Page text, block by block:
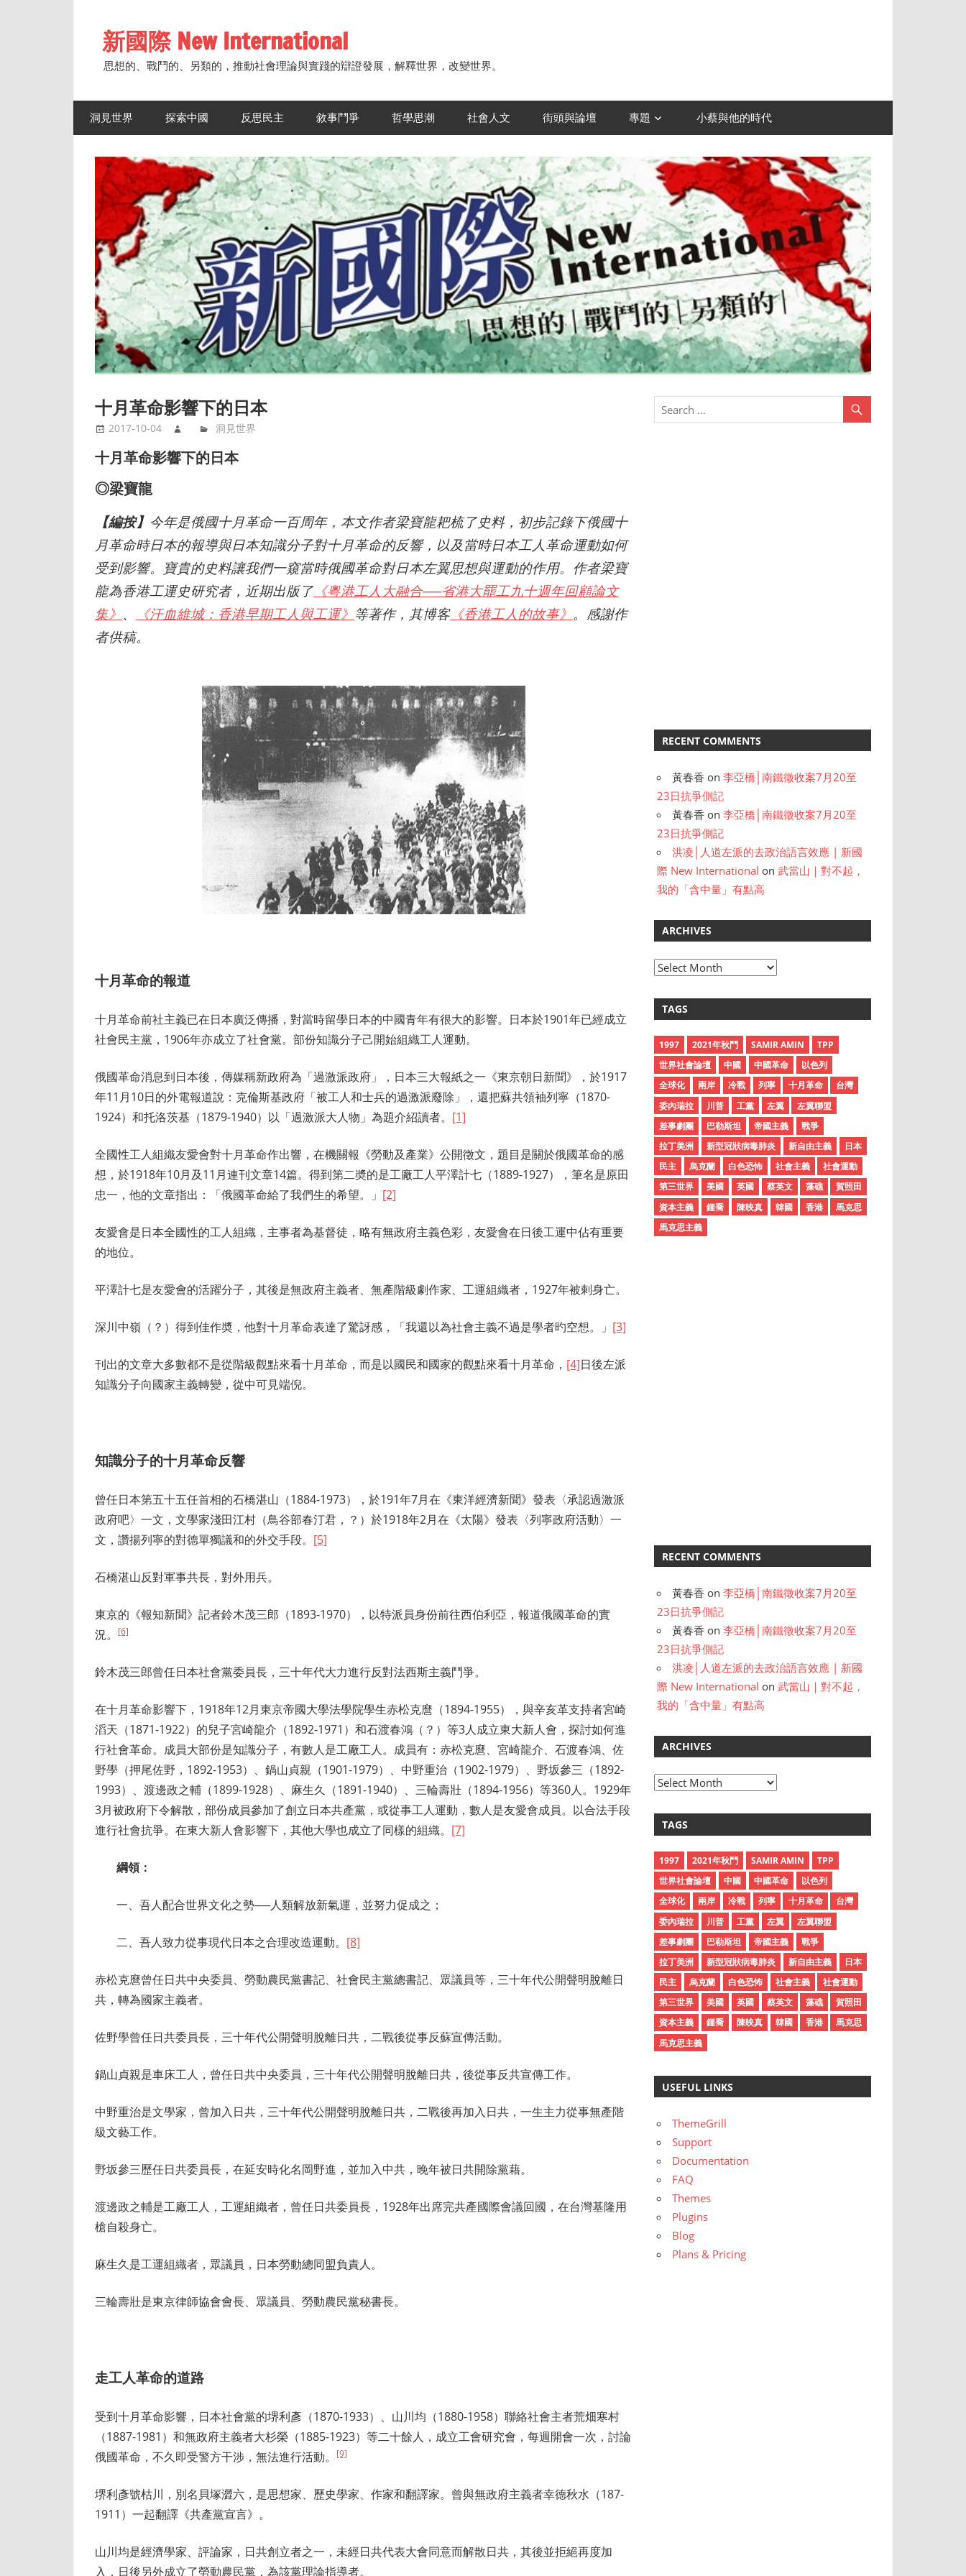
content新國際 New International
思想的、戰鬥的、另類的，推動社會理論與實踐的辯證發展，解釋世界，改變世界。
洞見世界 探索中國 反思民主 敘事鬥爭 哲學思潮 社會人文 街頭與論壇 專題 小蔡與他的時代
十月革命影響下的日本
2017-10-04 洞見世界
十月革命影響下的日本
◎梁寶龍
【編按】 今年是俄國十月革命一百周年，本文作者梁寶龍耙梳了史料，初步記錄下俄國十
月革命時日本的報導與日本知識分子對十月革命的反響，以及當時日本工人革命運動如何
受到影響。寶貴的史料讓我們一窺當時俄國革命對日本左翼思想與運動的作用。作者梁寶
龍為香港工運史研究者，近期出版了 《粵港工人大融合──省港大罷工九十週年回顧論文
集》 、 《汗血維城：香港早期工人與工運》 等著作，其博客《香港工人的故事》 。感謝作
者供稿。
十月革命的報道
十月革命前社主義已在日本廣泛傳播，對當時留學日本的中國青年有很大的影響。日本於1901年已經成立
社會民主黨，1906年亦成立了社會黨。部份知識分子己開始組織工人運動。
俄國革命消息到日本後，傳媒稱新政府為「過激派政府」，日本三大報紙之一《東京朝日新聞》，於1917
年11月10日的外電報道說：克倫斯基政府「被工人和士兵的過激派廢除」，還把蘇共領袖列寧（1870-
1924）和托洛茨基（1879-1940）以「過激派大人物」為題介紹讀者。 [1]
全國性工人組織友愛會對十月革命作出響，在機關報《勞動及產業》公開徵文，題目是關於俄國革命的感
想，於1918年10月及11月連刊文章14篇。得到第二奬的是工廠工人平澤計七（1889-1927），筆名是原田
忠一，他的文章指出：「俄國革命給了我們生的希望。」 [2]
友愛會是日本全國性的工人組織，主事者為基督徒，略有無政府主義色彩，友愛會在日後工運中佔有重要
的地位。
平澤計七是友愛會的活躍分子，其後是無政府主義者、無產階級劇作家、工運組織者，1927年被剌身亡。
深川中嶺（？）得到佳作奬，他對十月革命表達了驚訝感，「我還以為社會主義不過是學者旳空想。」 [3]
刊出的文章大多數都不是從階級觀點來看十月革命，而是以國民和國家的觀點來看十月革命， [4]日後左派
知識分子向國家主義轉變，從中可見端倪。
知識分子的十月革命反響
曾任日本第五十五任首相的石橋湛山（1884-1973），於191年7月在《東洋經濟新聞》發表〈承認過激派
政府吧〉一文，文學家淺田江村（鳥谷部春汀君，？）於1918年2月在《太陽》發表〈列寧政府活動〉一
文，讚揚列寧的對德單獨議和的外交手段。 [5]
石橋湛山反對軍事共長，對外用兵。
東京的《報知新聞》記者鈴木茂三郎（1893-1970），以特派員身份前往西伯利亞，報道俄國革命的實
況。
[6]
鈴木茂三郎曾任日本社會黨委員長，三十年代大力進行反對法西斯主義鬥爭。
在十月革命影響下，1918年12月東京帝國大學法學院學生赤松克麿（1894-1955），與辛亥革支持者宮崎
滔天（1871-1922）的兒子宮崎龍介（1892-1971）和石渡春鴻（？）等3人成立東大新人會，探討如何進
行社會革命。成員大部份是知識分子，有數人是工廠工人。成員有：赤松克麿、宮崎龍介、石渡春鴻、佐
野學（押尾佐野，1892-1953）、鍋山貞親（1901-1979）、中野重治（1902-1979）、野坂參三（1892-
1993）、渡邊政之輔（1899-1928）、麻生久（1891-1940）、三輪壽壯（1894-1956）等360人。1929年
3月被政府下令解散，部份成員參加了創立日本共產黨，或從事工人運動，數人是友愛會成員。以合法手段
進行社會抗爭。在東大新人會影響下，其他大學也成立了同樣的組織。 [7]
綱領：
一、吾人配合世界文化之勢──人類解放新氣運，並努力促成之；
二、吾人致力從事現代日本之合理改造運動。 [8]
赤松克麿曾任日共中央委員、勞動農民黨書記、社會民主黨總書記、眾議員等，三十年代公開聲明脫離日
共，轉為國家主義者。
佐野學曾任日共委員長，三十年代公開聲明脫離日共，二戰後從事反蘇宣傳活動。
鍋山貞親是車床工人，曾任日共中央委員，三十年代公開聲明脫離日共，後從事反共宣傳工作。
中野重治是文學家，曾加入日共，三十年代公開聲明脫離日共，二戰後再加入日共，一生主力從事無產階
級文藝工作。
野坂參三歷任日共委員長，在延安時化名岡野進，並加入中共，晚年被日共開除黨藉。
渡邊政之輔是工廠工人，工運組織者，曾任日共委員長，1928年出席完共產國際會議回國，在台灣基隆用
槍自殺身亡。
麻生久是工運組織者，眾議員，日本勞動總同盟負責人。
三輪壽壯是東京律師協會會長、眾議員、勞動農民黨秘書長。
走工人革命的道路
受到十月革命影響，日本社會黨的堺利彥（1870-1933）、山川均（1880-1958）聯絡社會主者荒畑寒村
（1887-1981）和無政府主義者大杉榮（1885-1923）等二十餘人，成立工會研究會，每週開會一次，討論
俄國革命，不久即受警方干涉，無法進行活動。
[9]
堺利彥號枯川，別名貝塚澀六，是思想家、歷史學家、作家和翻譯家。曾與無政府主義者幸德秋水（187-
1911）一起翻譯《共產黨宣言》。
山川均是經濟學家、評論家，日共創立者之一，未經日共代表大會同意而解散日共，其後並拒絕再度加
入，日後另外成立了勞動農民黨，為該黨理論指導者。
RECENT COMMENTS
黃春香 on李亞橋│南鐵徵收案7月20至
23日抗爭側記
黃春香 on李亞橋│南鐵徵收案7月20至
23日抗爭側記
洪凌│人道左派的去政治語言效應 | 新國
際 New International on武當山｜對不起，
我的「含中量」有點高
ARCHIVES
A
h
v
e
s
TAGS
1997 2021年秋鬥 SAMIR AMIN
TPP
世界社會論壇
中國 中國革命
以色列
全球化
兩岸 冷戰 列寧 十月革命
台灣
委內瑞拉
川普 工黨 左翼
左翼聯盟
差事劇團
巴勒斯坦 帝國主義
戰爭
拉丁美洲
新型冠狀病毒肺炎 新自由主義
日本
民主
烏克蘭 白色恐怖 社會主義
社會運動
第三世界
美國 英國 蔡英文 藻礁
賀照田
資本主義
鍾喬 陳映真 韓國 香港
馬克思
馬克思主義
RECENT COMMENTS
黃春香 on李亞橋│南鐵徵收案7月20至
23日抗爭側記
黃春香 on李亞橋│南鐵徵收案7月20至
23日抗爭側記
洪凌│人道左派的去政治語言效應 | 新國
際 New International on武當山｜對不起，
我的「含中量」有點高
ARCHIVES
A
h
v
e
s
TAGS
1997 2021年秋鬥 SAMIR AMIN
TPP
世界社會論壇
中國 中國革命
以色列
全球化
兩岸 冷戰 列寧 十月革命
台灣
委內瑞拉
川普 工黨 左翼
左翼聯盟
差事劇團
巴勒斯坦 帝國主義
戰爭
拉丁美洲
新型冠狀病毒肺炎 新自由主義
日本
民主
烏克蘭 白色恐怖 社會主義
社會運動
第三世界
美國 英國 蔡英文 藻礁
賀照田
資本主義
鍾喬 陳映真 韓國 香港
馬克思
馬克思主義
USEFUL LINKS
ThemeGrill
Support
Documentation
FAQ
Themes
Plugins
Blog
Plans & Pricing